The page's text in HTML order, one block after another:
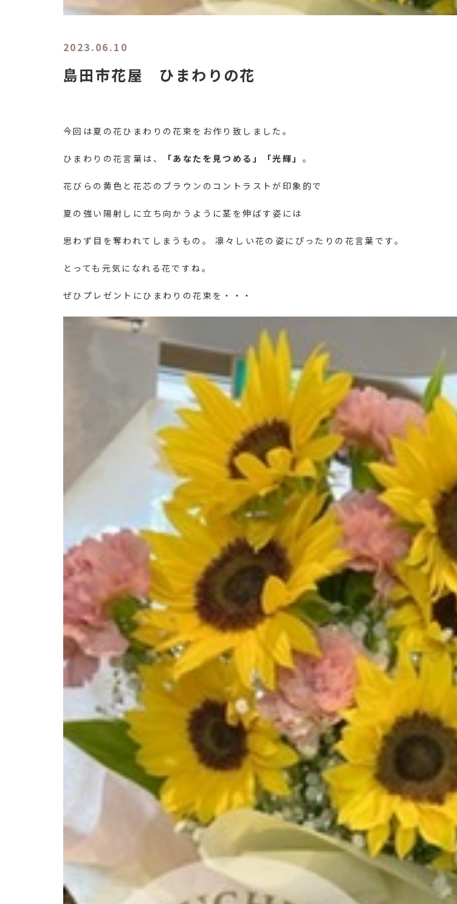
2023.06.10
島田市花屋 ひまわりの花
今回は夏の花ひまわりの花束をお作り致しました。
ひまわりの花言葉は、 「あなたを見つめる」「光輝」 。
花びらの黄色と花芯のブラウンのコントラストが印象的で
夏の強い陽射しに立ち向かうように茎を伸ばす姿には
思わず目を奪われてしまうもの。 凛々しい花の姿にぴったりの花言葉です。
とっても元気になれる花ですね。
ぜひプレゼントにひまわりの花束を・・・